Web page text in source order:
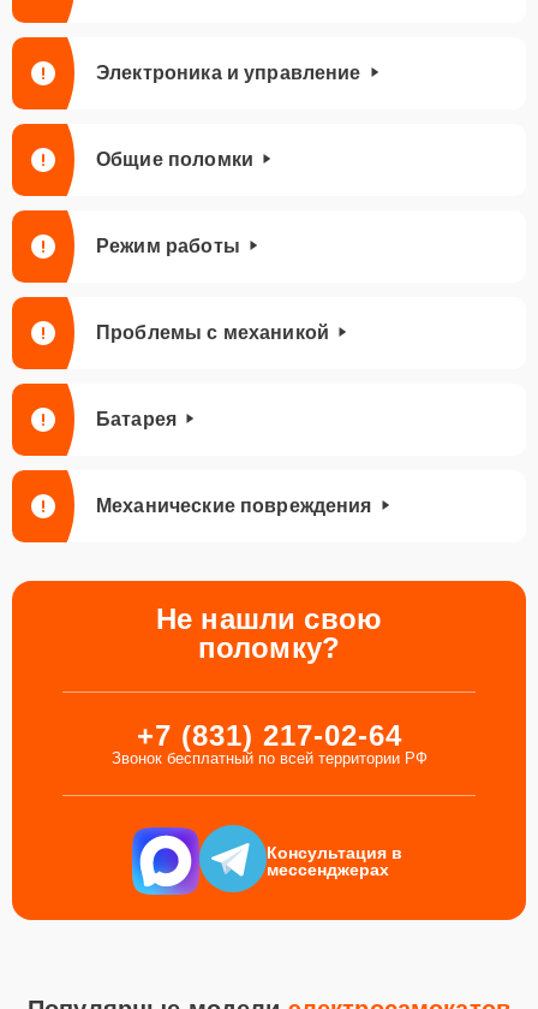
Электроника и управление
Общие поломки
Режим работы
Проблемы с механикой
Батарея
Механические повреждения
Не нашли свою
поломку?
+7 (831) 217-02-64
Звонок бесплатный по всей территории РФ
Консультация в
мессенджерах